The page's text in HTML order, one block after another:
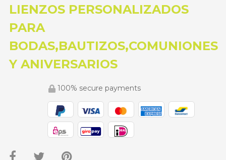
LIENZOS PERSONALIZADOS
PARA
BODAS,BAUTIZOS,COMUNIONES
Y ANIVERSARIOS
100% secure payments